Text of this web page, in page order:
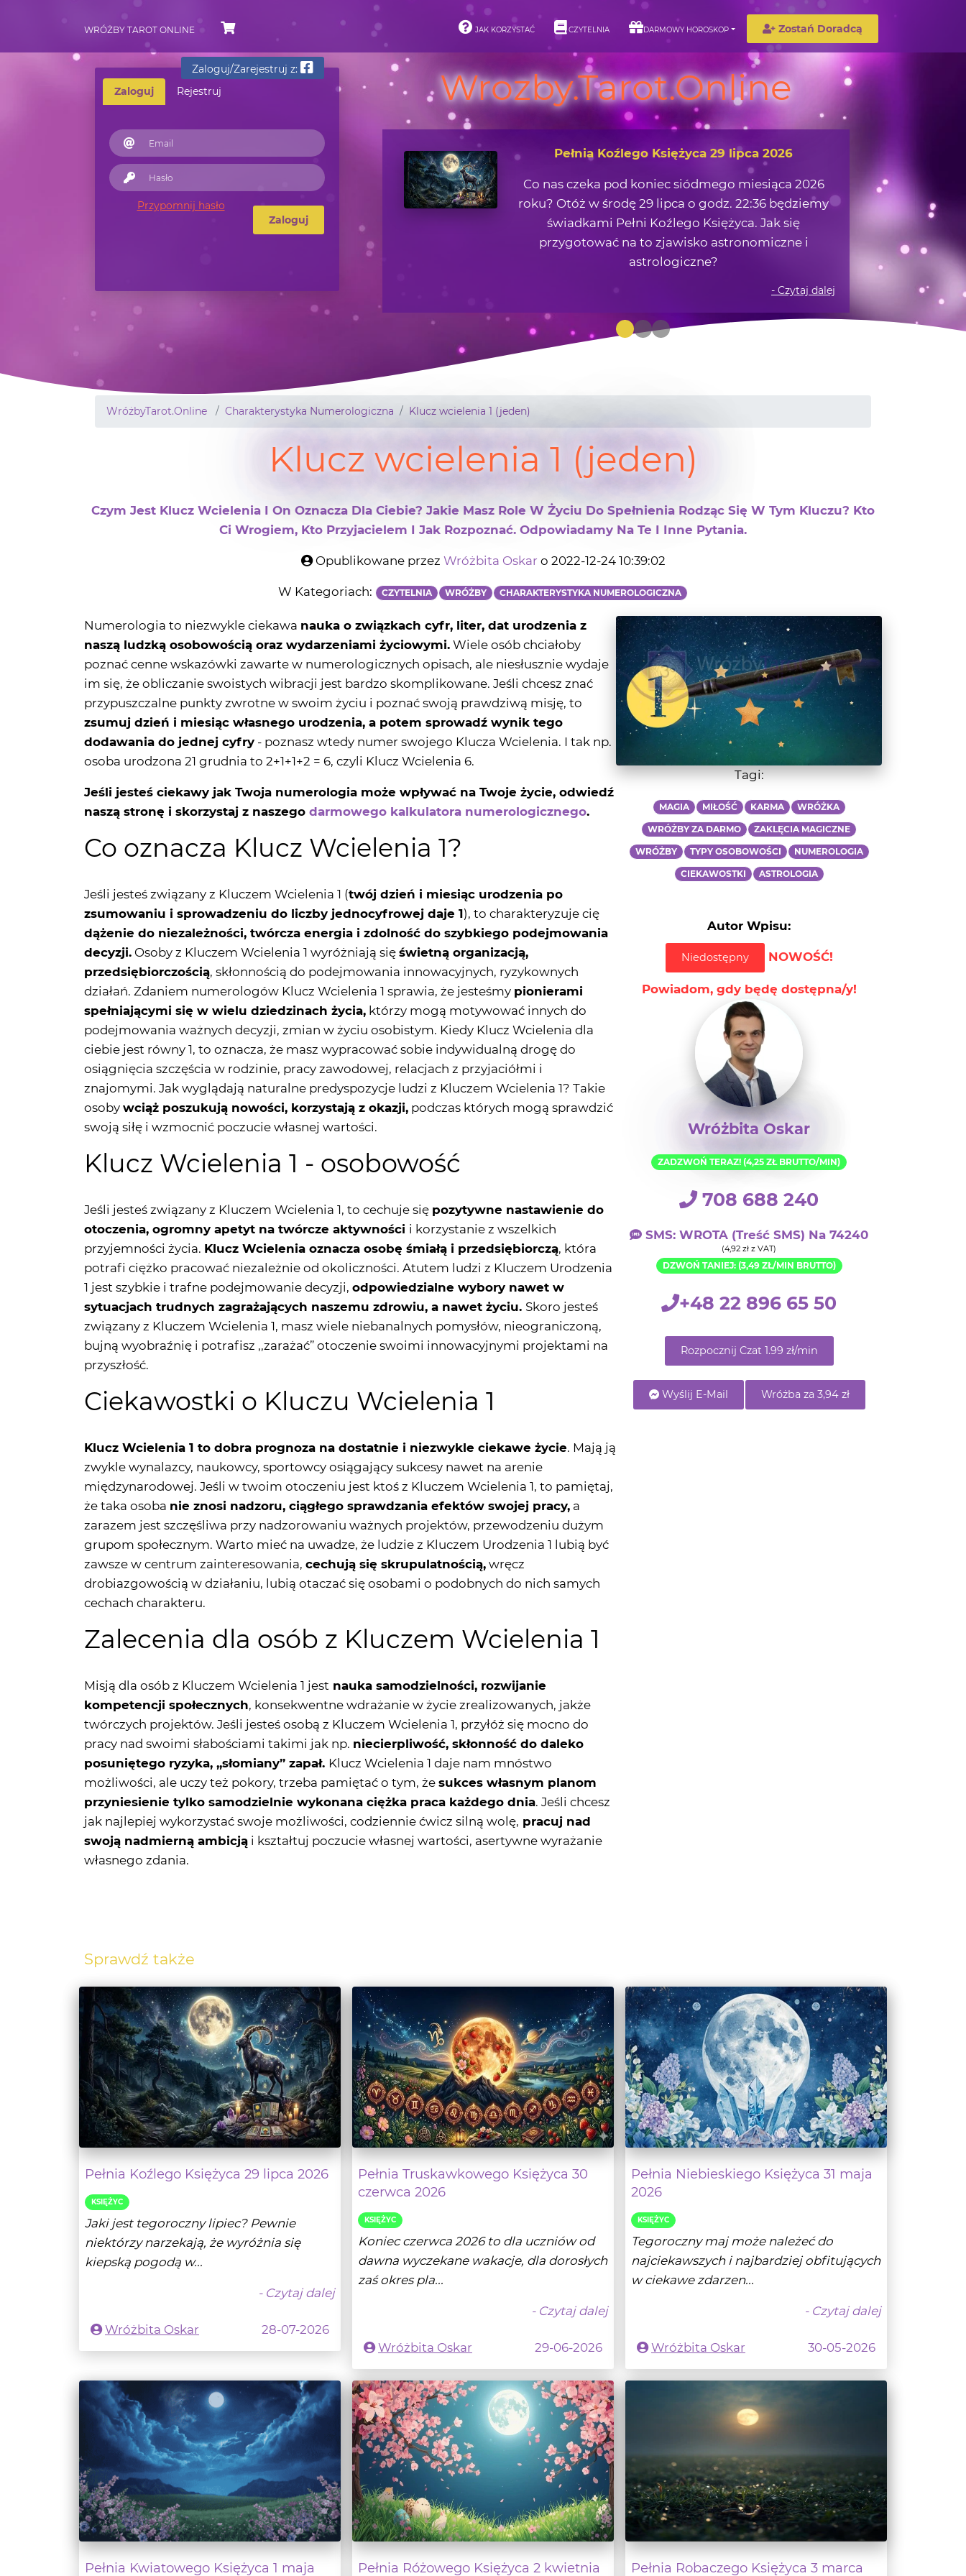
WRÓŻBY TAROT ONLINE JAK KORZYSTAĆ CZYTELNIA DARMOWY HOROSKOP Zostań Doradcą
Zaloguj Rejestruj
Zaloguj/Zarejestruj z:
Przypomnij hasło
Zaloguj
Wrozby.Tarot.Online
Asteroidy i ich wędrówka w okolicach Ziemi
Jaką lekcję życiową możemy zaczerpnąć z obserwacji
zjawisk na nocnym niebie?
- Czytaj dalej
Klucz wcielenia 1 (jeden)
Klucz wcielenia 1 (jeden)
Czym Jest Klucz Wcielenia I On Oznacza Dla Ciebie? Jakie Masz Role W Życiu Do Spełnienia Rodząc Się W Tym Kluczu? Kto
Ci Wrogiem, Kto Przyjacielem I Jak Rozpoznać. Odpowiadamy Na Te I Inne Pytania.
Opublikowane przezWróżbita Oskaro 2022-12-24 10:39:02
naszą ludzką osobowością oraz wydarzeniami życiowymi.Wiele osób chciałoby
im się, że obliczanie swoistych wibracji jest bardzo skomplikowane. Jeśli chcesz znać
przypuszczalne punkty zwrotne w swoim życiu i poznać swoją prawdziwą misję, to
zsumuj dzień i miesiąc własnego urodzenia, a potem sprowadź wynik tego
dodawania do jednej cyfry- poznasz wtedy numer swojego Klucza Wcielenia. I tak np.
osoba urodzona 21 grudnia to 2+1+1+2 = 6, czyli Klucz Wcielenia 6.
Jeśli jesteś ciekawy jak Twoja numerologia może wpływać na Twoje życie, odwiedź
naszą stronę i skorzystaj z naszegodarmowego kalkulatora numerologicznego
Co oznacza Klucz Wcielenia 1?
Jeśli jesteś związany z Kluczem Wcielenia 1 (twój dzień i miesiąc urodzenia po
decyzji.Osoby z Kluczem Wcielenia 1 wyróżniają sięświetną organizacją,
przedsiębiorczością, skłonnością do podejmowania innowacyjnych, ryzykownych
działań. Zdaniem numerologów Klucz Wcielenia 1 sprawia, że jesteśmypionierami
spełniającymi się w wielu dziedzinach życia,którzy mogą motywować innych do
podejmowania ważnych decyzji, zmian w życiu osobistym. Kiedy Klucz Wcielenia dla
ciebie jest równy 1, to oznacza, że masz wypracować sobie indywidualną drogę do
osiągnięcia szczęścia w rodzinie, pracy zawodowej, relacjach z przyjaciółmi i
znajomymi. Jak wyglądają naturalne predyspozycje ludzi z Kluczem Wcielenia 1? Takie
osobywciąż poszukują nowości, korzystają z okazji,podczas których mogą sprawdzić
swoją siłę i wzmocnić poczucie własnej wartości.
Klucz Wcielenia 1 - osobowość
Jeśli jesteś związany z Kluczem Wcielenia 1, to cechuje siępozytywne nastawienie do
potrafi ciężko pracować niezależnie od okoliczności. Atutem ludzi z Kluczem Urodzenia
1 jest szybkie i trafne podejmowanie decyzji,odpowiedzialne wybory nawet w
sytuacjach trudnych zagrażających naszemu zdrowiu, a nawet życiu.Skoro jesteś
związany z Kluczem Wcielenia 1, masz wiele niebanalnych pomysłów, nieograniczoną,
bujną wyobraźnię i potrafisz ,,zarażać” otoczenie swoimi innowacyjnymi projektami na
przyszłość.
Ciekawostki o Kluczu Wcielenia 1
Klucz Wcielenia 1 to dobra prognoza na dostatnie i niezwykle ciekawe życie
że taka osobanie znosi nadzoru, ciągłego sprawdzania efektów swojej pracy, a
zarazem jest szczęśliwa przy nadzorowaniu ważnych projektów, przewodzeniu dużym
grupom społecznym. Warto mieć na uwadze, że ludzie z Kluczem Urodzenia 1 lubią być
zawsze w centrum zainteresowania,cechują się skrupulatnością, wręcz
drobiazgowością w działaniu, lubią otaczać się osobami o podobnych do nich samych
cechach charakteru.
Zalecenia dla osób z Kluczem Wcielenia 1
Misją dla osób z Kluczem Wcielenia 1 jestnauka samodzielności, rozwijanie
pracy nad swoimi słabościami takimi jak np.niecierpliwość, skłonność do daleko
posuniętego ryzyka, ,,słomiany” zapał.Klucz Wcielenia 1 daje nam mnóstwo
możliwości, ale uczy też pokory, trzeba pamiętać o tym, żesukces własnym planom
przyniesienie tylko samodzielnie wykonana ciężka praca każdego dnia . Jeśli chcesz
jak najlepiej wykorzystać swoje możliwości, codziennie ćwicz silną wolę,pracuj nad
swoją nadmierną ambicją i kształtuj poczucie własnej wartości, asertywne wyrażanie
własnego zdania.
Tagi:
MAGIA MIŁOŚĆ
WRÓŻBY ZA DARMO ZAKLĘCIA MAGICZNE
WRÓŻBY TYPY OSOBOWOŚCI NUMEROLOGIA
CIEKAWOSTKI ASTROLOGIA
Autor Wpisu:
Powiadom, gdy będę dostępna/y!
Wróżbita Oskar
ZADZWOŃ TERAZ! (4,25 ZŁ BRUTTO/MIN)
708 688 240
(4,92 zł z VAT)
+48 22 896 65 50
Rozpocznij Czat 1.99 zł/min
Wyślij E-Mail Wróżba za 3,94 zł
Pełnia Koźlego Księżyca 29 lipca 2026
Jaki jest tegoroczny lipiec? Pewnie
niektórzy narzekają, że wyróżnia się
kiepską pogodą w...
- Czytaj dalej
Pełnia Truskawkowego Księżyca 30
czerwca 2026
KSIĘŻYC
Koniec czerwca 2026 to dla uczniów od
dawna wyczekane wakacje, dla dorosłych
zaś okres pla...
- Czytaj dalej
Pełnia Niebieskiego Księżyca 31 maja
2026
KSIĘŻYC
Tegoroczny maj może należeć do
najciekawszych i najbardziej obfitujących
w ciekawe zdarzen...
- Czytaj dalej
Pełnia Kwiatowego Księżyca 1 maja
2026
KSIĘŻYC
Pełnia Różowego Księżyca 2 kwietnia
2026
KSIĘŻYC
Pełnia Robaczego Księżyca 3 marca
2026
KSIĘŻYC